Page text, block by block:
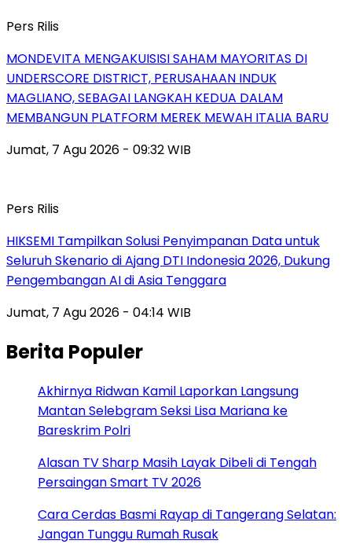
Pers Rilis
MONDEVITA MENGAKUISISI SAHAM MAYORITAS DI
UNDERSCORE DISTRICT, PERUSAHAAN INDUK
MAGLIANO, SEBAGAI LANGKAH KEDUA DALAM
MEMBANGUN PLATFORM MEREK MEWAH ITALIA BARU
Jumat, 7 Agu 2026 - 09:32 WIB
Pers Rilis
HIKSEMI Tampilkan Solusi Penyimpanan Data untuk
Seluruh Skenario di Ajang DTI Indonesia 2026, Dukung
Pengembangan AI di Asia Tenggara
Jumat, 7 Agu 2026 - 04:14 WIB
Berita Populer
Akhirnya Ridwan Kamil Laporkan Langsung
Mantan Selebgram Seksi Lisa Mariana ke
Bareskrim Polri
Alasan TV Sharp Masih Layak Dibeli di Tengah
Persaingan Smart TV 2026
Cara Cerdas Basmi Rayap di Tangerang Selatan:
Jangan Tunggu Rumah Rusak